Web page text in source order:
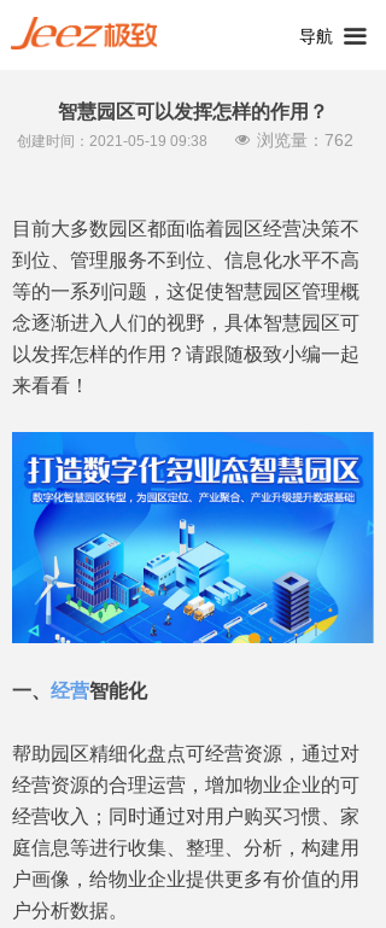
导航 끀
智慧园区可以发挥怎样的作用？
目前大多数园区都面临着园区经营决策不
到位、管理服务不到位、信息化水平不高
等的一系列问题，这促使智慧园区管理概
念逐渐进入人们的视野，具体智慧园区可
以发挥怎样的作用？请跟随极致小编一起
来看看！
一、 经营智能化
帮助园区精细化盘点可经营资源，通过对
经营资源的合理运营，增加物业企业的可
经营收入；同时通过对用户购买习惯、家
庭信息等进行收集、整理、分析，构建用
户画像，给物业企业提供更多有价值的用
户分析数据。
创建时间： 2021-05-19 09:38 넶 浏览量： 762